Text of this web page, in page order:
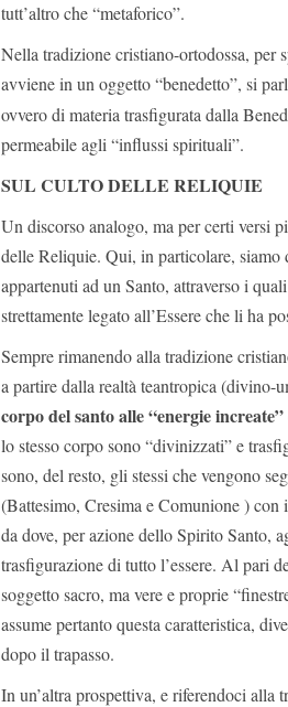
tutt’altro che “metaforico”.
Nella tradizione cristiano-ortodossa, per
avviene in un oggetto “benedetto”, si
ovvero di materia trasfigurata dalla
permeabile agli “influssi spirituali”.
SUL CULTO DELLE RELIQUIE
Un discorso analogo, ma per certi versi
delle Reliquie. Qui, in particolare,
appartenuti ad un Santo, attraverso i
strettamente legato all’Essere che li ha
Sempre rimanendo alla tradizione
a partire dalla realtà teantropica (divino-
corpo del santo alle “energie
lo stesso corpo sono “divinizzati” e
sono, del resto, gli stessi che vengono
(Battesimo, Cresima e Comunione ) con
da dove, per azione dello Spirito Santo,
trasfigurazione di tutto l’essere. Al pari
soggetto sacro, ma vere e proprie
assume pertanto questa caratteristica,
dopo il trapasso.
In un’altra prospettiva, e riferendoci alla